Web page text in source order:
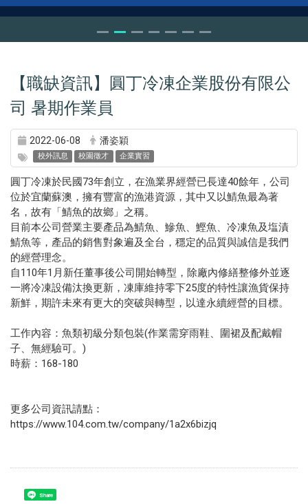
【職缺資訊】圓丁冷凍企業股份有限公
司 暑期作業員
2022-06-08 潘姿穎
校外訊息 校園徵才 企業實習
圓丁冷凍於民國73年創立，在漁業界經營已長達40餘年，公司
位於宜蘭蘇澳，擁有豐富的漁港資源，其中又以鯖魚最為著
名，故有「鯖魚的故鄉」之稱。
目前本公司營業主要產品為鯖魚、鰺魚、鰹魚、冷凍魚及塩漬
鯖魚等，產品的銷售對象遍及全台，穩定的品質與誠信是我們
的經營理念。
自110年1月新任董事後公司開始轉型，除廠內修繕整修外並逐
一將冷凍設備汰換更新，凍庫維持零下25度的特性讓漁貨保持
新鮮，期許未來有更大的突破與轉型，以達永續經營的目標。
工作內容：魚類初級分類包裝(作業需穿雨鞋、圍裙及配戴帽
子、無經驗可。)
時薪：168-180
更多公司資訊請點：
https://www.104.com.tw/company/1a2x6bizjq
Share